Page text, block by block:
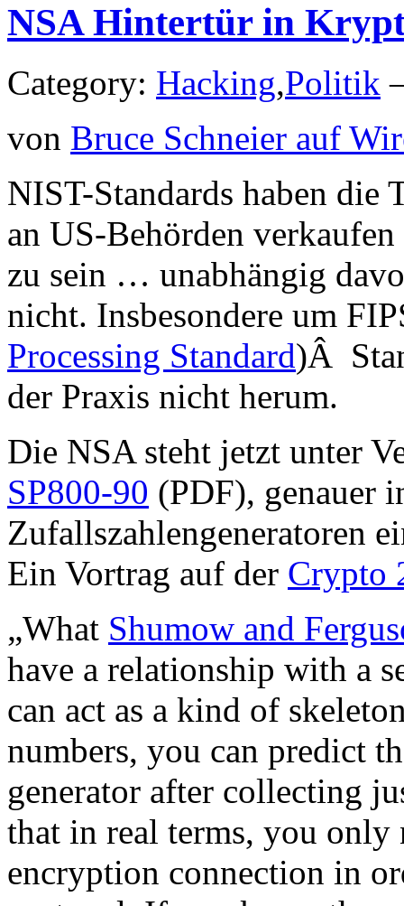
NSA Hintertür in
Category: Hacking,Politik
von Bruce Schneier auf
NIST-Standards haben die
an US-Behörden
zu sein … unabhängig
nicht. Insbesondere um
Processing Standard)Â
der Praxis nicht herum.
Die NSA steht jetzt unter
SP800-90 (PDF), genauer
Zufallszahlengeneratoren
Ein Vortrag auf der Crypto
„What Shumow and
have a relationship with a
can act as a kind of
numbers, you can predict
generator after collecting
that in real terms, you
encryption connection in